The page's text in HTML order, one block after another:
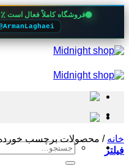
فروشگاه کاملاً فعال است
Skip
to
جستجو
خانه / محصولات برچسب خورده
فیلتر